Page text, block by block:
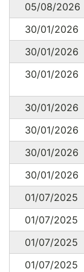
05/08/2026
30/01/2026
30/01/2026
30/01/2026
30/01/2026
30/01/2026
30/01/2026
30/01/2026
01/07/2025
01/07/2025
01/07/2025
01/07/2025